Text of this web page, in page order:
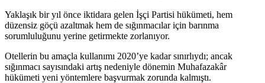
Yaklaşık bir yıl önce iktidara gelen İşçi Partisi hükümeti, hem
düzensiz göçü azaltmak hem de sığınmacılar için barınma
sorumluluğunu yerine getirmekte zorlanıyor.
Otellerin bu amaçla kullanımı 2020’ye kadar sınırlıydı; ancak
sığınmacı sayısındaki artış nedeniyle dönemin Muhafazakâr
hükümeti yeni yöntemlere başvurmak zorunda kalmıştı.